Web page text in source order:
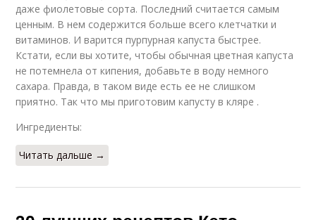
даже фиолетовые сорта. Последний считается самым
ценным. В нем содержится больше всего клетчатки и
витаминов. И варится пурпурная капуста быстрее.
Кстати, если вы хотите, чтобы обычная цветная капуста
не потемнела от кипения, добавьте в воду немного
сахара. Правда, в таком виде есть ее не слишком
приятно. Так что мы приготовим капусту в кляре .
Ингредиенты:
Читать дальше →